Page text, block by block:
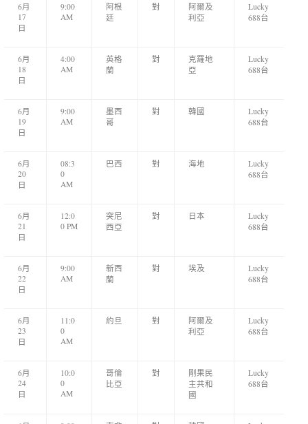
6月
17
日
9:00
AM
阿根
廷
對
阿爾及
利亞
Lucky
688台
6月
18
日
4:00
AM
英格
蘭
對
克羅地
亞
Lucky
688台
6月
19
日
9:00
AM
墨西
哥
對 韓國
Lucky
688台
6月
20
日
08:3
0
AM
巴西 對 海地
Lucky
688台
6月
21
日
12:0
0 PM
突尼
西亞
對 日本
Lucky
688台
6月
22
日
9:00
AM
新西
蘭
對 埃及
Lucky
688台
6月
23
日
11:0
0
AM
約旦 對
阿爾及
利亞
Lucky
688台
6月
24
日
10:0
0
AM
哥倫
比亞
對
剛果民
主共和
國
Lucky
688台